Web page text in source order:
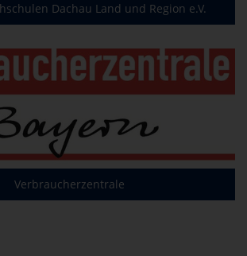
Dachau Land und Region e.V.
Verbraucherzentrale